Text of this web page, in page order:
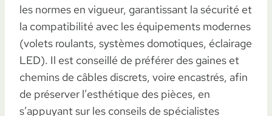
les normes en vigueur, garantissant la sécurité et
la compatibilité avec les équipements modernes
(volets roulants, systèmes domotiques, éclairage
LED). Il est conseillé de préférer des gaines et
chemins de câbles discrets, voire encastrés, afin
de préserver l’esthétique des pièces, en
s’appuyant sur les conseils de spécialistes